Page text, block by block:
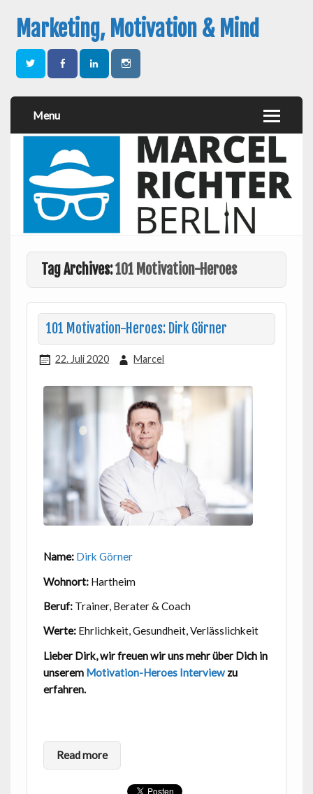
Marketing, Motivation & Mind
Menu
Tag Archives:101 Motivation-Heroes
101 Motivation-Heroes: Dirk Görner
22. Juli 2020 Marcel
Name: Dirk Görner
Wohnort:Hartheim
Beruf: Trainer, Berater & Coach
Werte:Ehrlichkeit, Gesundheit, Verlässlichkeit
Lieber Dirk, wir freuen wir uns mehr über Dich in
unserem Motivation-Heroes Interviewzu
erfahren.
Read more